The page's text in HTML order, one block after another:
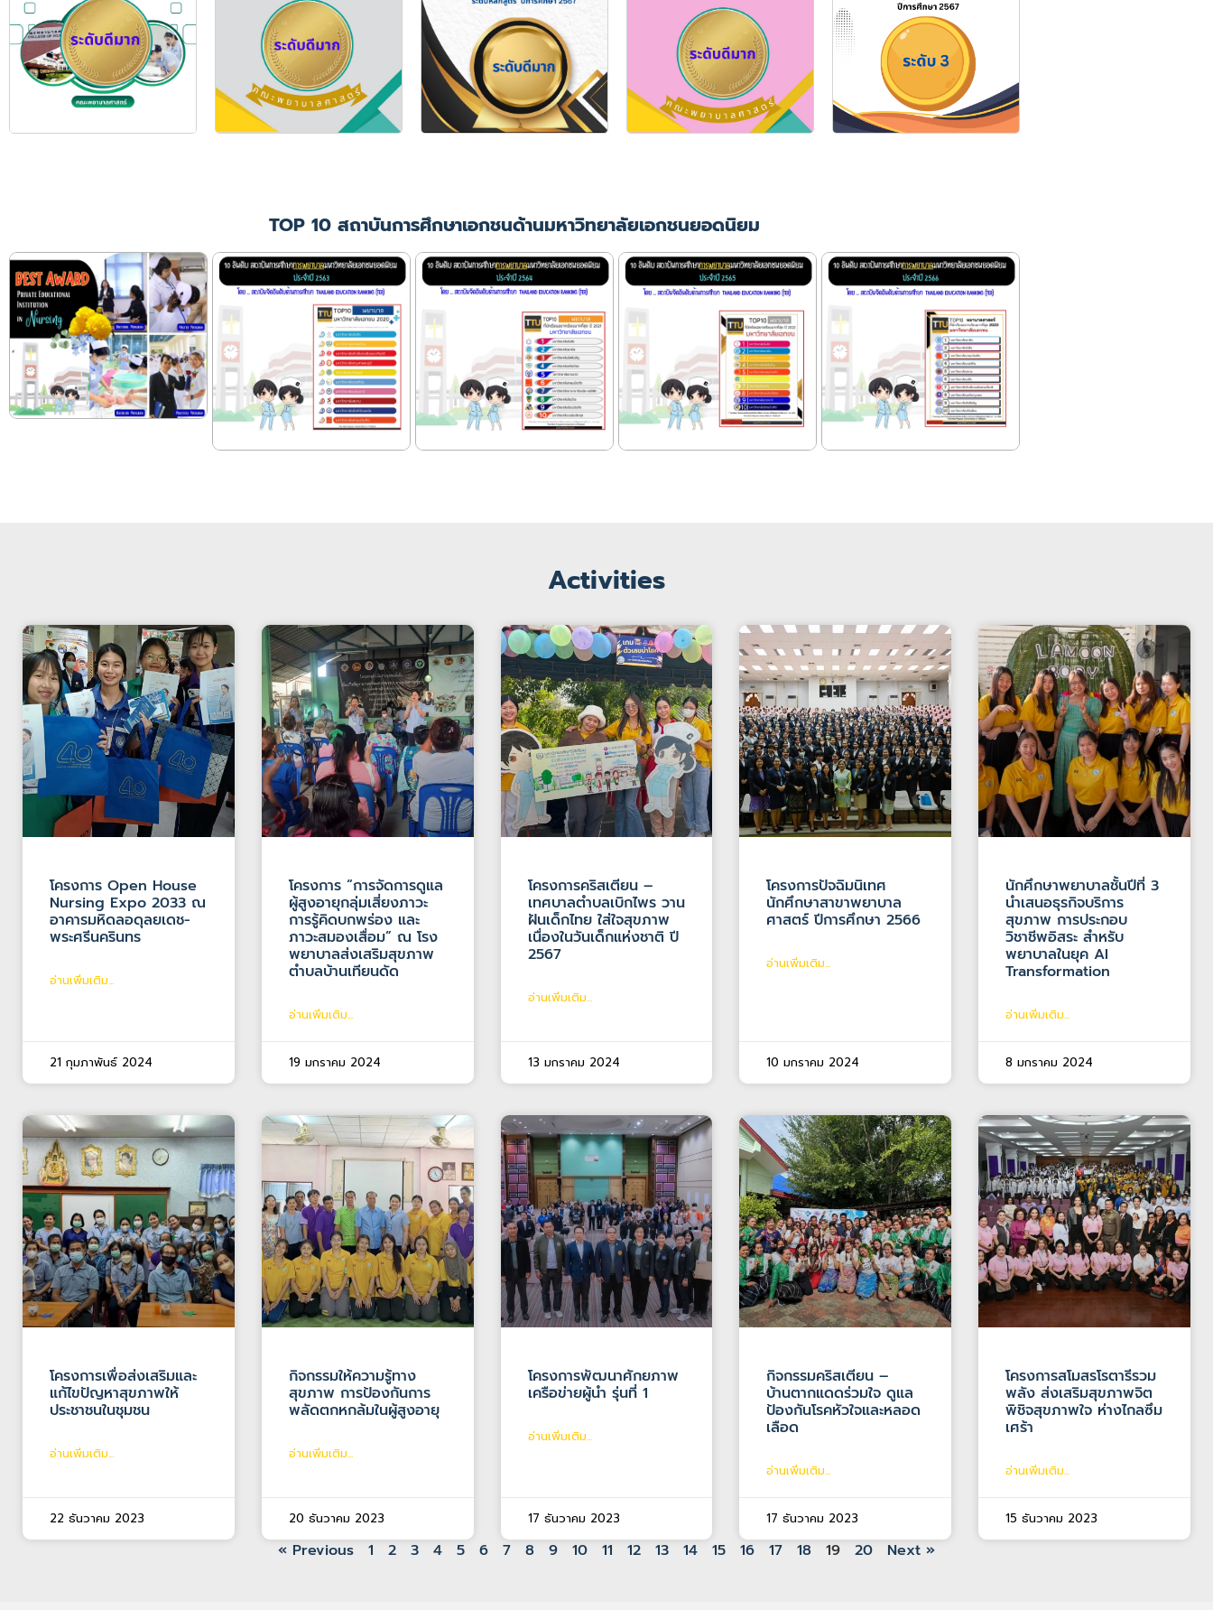
TOP 10 สถาบันการศึกษาเอกชนด้านมหาวิทยาลัยเอกชนยอดนิยม
Activities
โครงการ Open House
Nursing Expo 2033 ณ
อาคารมหิดลอดุลยเดช-
พระศรีนครินทร
อ่านเพิ่มเติม...
21 กุมภาพันธ์ 2024
โครงการ “การจัดการดูแล
ผู้สูงอายุกลุ่มเสี่ยงภาวะ
การรู้คิดบกพร่อง และ
ภาวะสมองเสื่อม” ณ โรง
พยาบาลส่งเสริมสุขภาพ
ตำบลบ้านเทียนดัด
อ่านเพิ่มเติม...
19 มกราคม 2024
โครงการคริสเตียน –
เทศบาลตำบลเบิกไพร วาน
ฝันเด็กไทย ใส่ใจสุขภาพ
เนื่องในวันเด็กแห่งชาติ ปี
2567
อ่านเพิ่มเติม...
13 มกราคม 2024
โครงการปัจฉิมนิเทศ
นักศึกษาสาขาพยาบาล
ศาสตร์ ปีการศึกษา 2566
อ่านเพิ่มเติม...
10 มกราคม 2024
นักศึกษาพยาบาลชั้นปีที่ 3
นำเสนอธุรกิจบริการ
สุขภาพ การประกอบ
วิชาชีพอิสระ สำหรับ
พยาบาลในยุค AI
Transformation
อ่านเพิ่มเติม...
8 มกราคม 2024
โครงการเพื่อส่งเสริมและ
แก้ไขปัญหาสุขภาพให้
ประชาชนในชุมชน
อ่านเพิ่มเติม...
22 ธันวาคม 2023
กิจกรรมให้ความรู้ทาง
สุขภาพ การป้องกันการ
พลัดตกหกล้มในผู้สูงอายุ
อ่านเพิ่มเติม...
20 ธันวาคม 2023
โครงการพัฒนาศักยภาพ
เครือข่ายผู้นำ รุ่นที่ 1
อ่านเพิ่มเติม...
17 ธันวาคม 2023
กิจกรรมคริสเตียน –
บ้านตากแดดร่วมใจ ดูแล
ป้องกันโรคหัวใจและหลอด
เลือด
อ่านเพิ่มเติม...
17 ธันวาคม 2023
โครงการสโมสรโรตารีรวม
พลัง ส่งเสริมสุขภาพจิต
พิชิจสุขภาพใจ ห่างไกลซึม
เศร้า
อ่านเพิ่มเติม...
15 ธันวาคม 2023
« Previous 1 2 3 4 5 6 7 8 9 10 11 12 13 14 15 16 17 18 19 20 Next »